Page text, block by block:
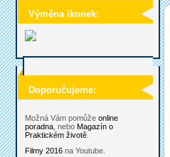
Výměna ikonek:
Doporučujeme:
Možná Vám pomůže online
poradna , nebo Magazín o
Praktickém životě
Filmy 2016 na Youtube.